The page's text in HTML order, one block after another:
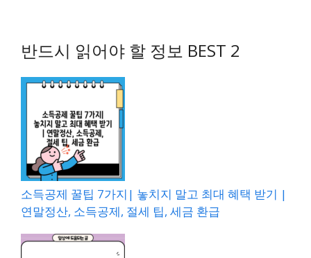
반드시 읽어야 할 정보 BEST 2
소득공제 꿀팁 7가지| 놓치지 말고 최대 혜택 받기 |
연말정산, 소득공제, 절세 팁, 세금 환급